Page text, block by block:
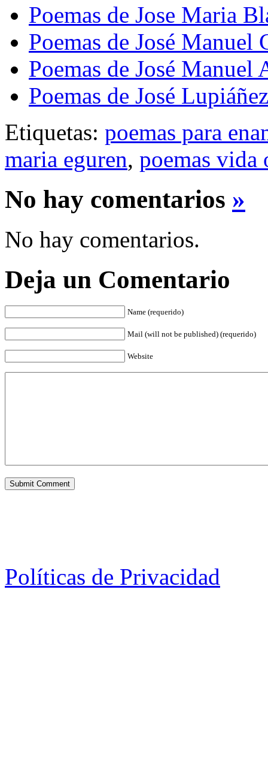
Poemas de Jose Maria
Poemas de José Manuel
Poemas de José Manuel
Poemas de José Lupiáñez
Etiquetas: poemas para
maria eguren, poemas vida
No hay comentarios »
No hay comentarios.
Deja un Comentario
Name (requerido)
Mail (will not be published) (requerido)
Website
Políticas de Privacidad